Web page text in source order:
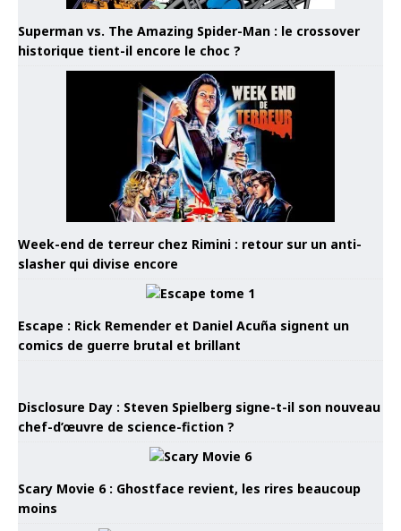
Superman vs. The Amazing Spider-Man : le crossover
historique tient-il encore le choc ?
Week-end de terreur chez Rimini : retour sur un anti-
slasher qui divise encore
Escape : Rick Remender et Daniel Acuña signent un
comics de guerre brutal et brillant
Disclosure Day : Steven Spielberg signe-t-il son nouveau
chef-d’œuvre de science-fiction ?
Scary Movie 6 : Ghostface revient, les rires beaucoup
moins